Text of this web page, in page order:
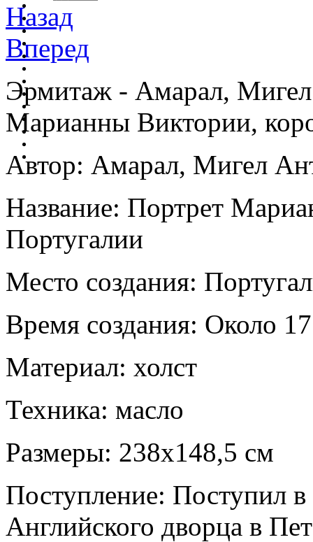
Назад
Вперед
Эрмитаж - Амарал,
Марианны Виктории,
Автор: Амарал, Мигел
Название: Портрет
Португалии
Место создания:
Время создания: Около
Материал: холст
Техника: масло
Размеры: 238x148,5 см
Поступление: Поступил в
Английского дворца в